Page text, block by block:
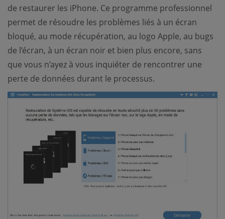
de restaurer les iPhone. Ce programme professionnel
permet de résoudre les problèmes liés à un écran
bloqué, au mode récupération, au logo Apple, au bugs
de l’écran, à un écran noir et bien plus encore, sans
que vous n’ayez à vous inquiéter de rencontrer une
perte de données durant le processus.